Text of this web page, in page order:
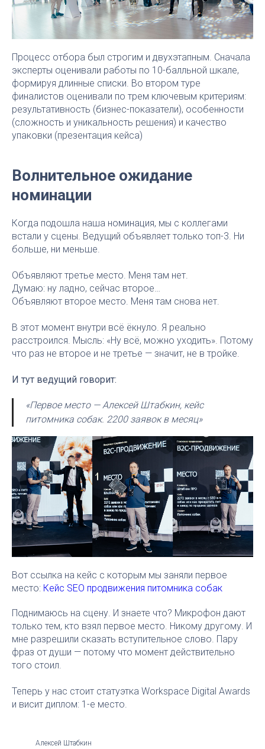
Процесс отбора был строгим и двухэтапным. Сначала
эксперты оценивали работы по 10-балльной шкале,
формируя длинные списки. Во втором туре
финалистов оценивали по трем ключевым критериям:
результативность (бизнес-показатели), особенности
(сложность и уникальность решения) и качество
упаковки (презентация кейса)
Волнительное ожидание
номинации
Когда подошла наша номинация, мы с коллегами
встали у сцены. Ведущий объявляет только топ-3. Ни
больше, ни меньше.
Объявляют третье место. Меня там нет.
Думаю: ну ладно, сейчас второе…
Объявляют второе место. Меня там снова нет.
В этот момент внутри всё ёкнуло. Я реально
расстроился. Мысль: «Ну всё, можно уходить». Потому
что раз не второе и не третье — значит, не в тройке.
И тут ведущий говорит:
«Первое место — Алексей Штабкин, кейс
питомника собак. 2200 заявок в месяц»
Вот ссылка на кейс с которым мы заняли первое
место: Кейс SEO продвижения питомника собак
Поднимаюсь на сцену. И знаете что? Микрофон дают
только тем, кто взял первое место. Никому другому. И
мне разрешили сказать вступительное слово. Пару
фраз от души — потому что момент действительно
того стоил.
Теперь у нас стоит статуэтка Workspace Digital Awards
и висит диплом: 1-е место.
Алексей Штабкин